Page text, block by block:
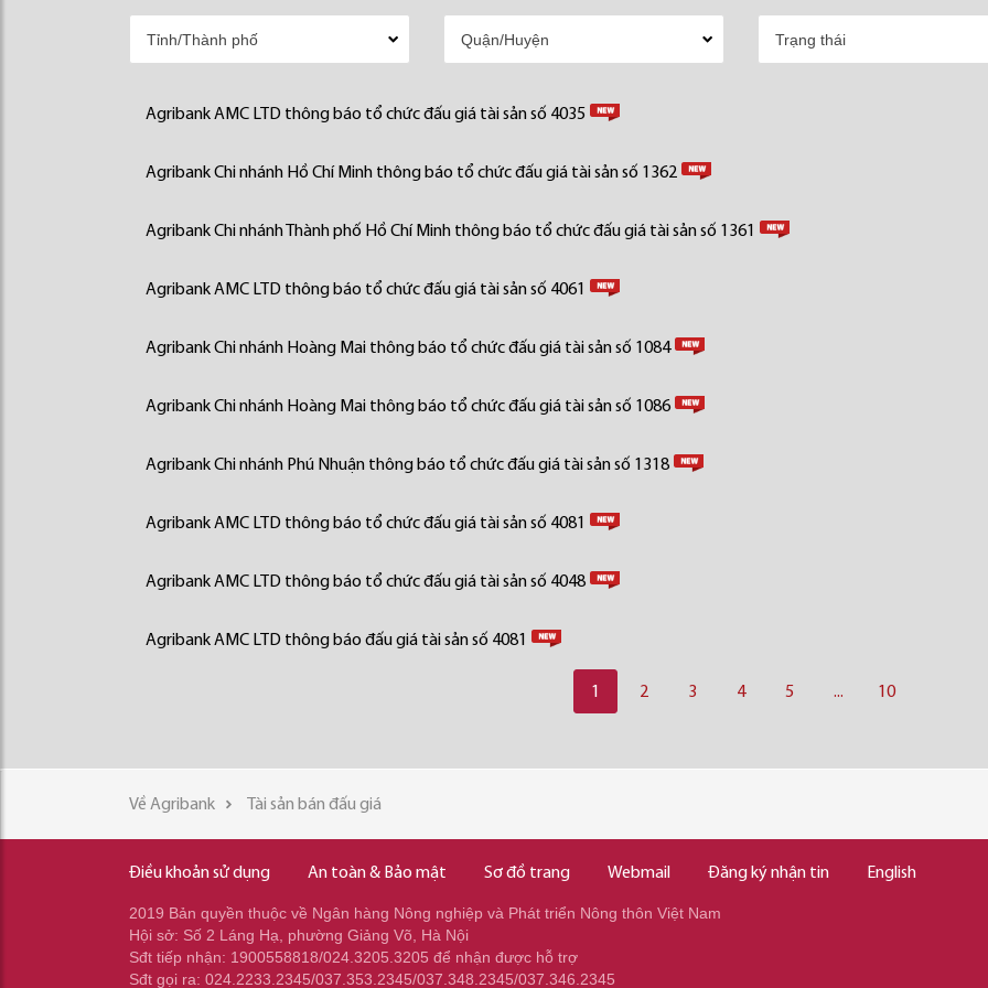
Agribank AMC LTD thông báo tổ chức đấu giá tài sản số 4035
Agribank Chi nhánh Hồ Chí Minh thông báo tổ chức đấu giá tài sản số 1362
Agribank Chi nhánh Thành phố Hồ Chí Minh thông báo tổ chức đấu giá tài sản số 1361
Agribank AMC LTD thông báo tổ chức đấu giá tài sản số 4061
Agribank Chi nhánh Hoàng Mai thông báo tổ chức đấu giá tài sản số 1084
Agribank Chi nhánh Hoàng Mai thông báo tổ chức đấu giá tài sản số 1086
Agribank Chi nhánh Phú Nhuận thông báo tổ chức đấu giá tài sản số 1318
Agribank AMC LTD thông báo tổ chức đấu giá tài sản số 4081
Agribank AMC LTD thông báo tổ chức đấu giá tài sản số 4048
Agribank AMC LTD thông báo đấu giá tài sản số 4081
1 2 3 4 5 ... 10
Về Agribank Tài sản bán đấu giá
Điều khoản sử dụng An toàn & Bảo mật Sơ đồ trang Webmail Đăng ký nhận tin English
2019 Bản quyền thuộc về Ngân hàng Nông nghiệp và Phát triển Nông thôn Việt Nam
Hội sở: Số 2 Láng Hạ, phường Giảng Võ, Hà Nội
Sđt tiếp nhận: 1900558818/024.3205.3205 để nhận được hỗ trợ
Sđt gọi ra: 024.2233.2345/037.353.2345/037.348.2345/037.346.2345